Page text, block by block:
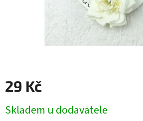
29 Kč
cena:
Skladem u dodavatele